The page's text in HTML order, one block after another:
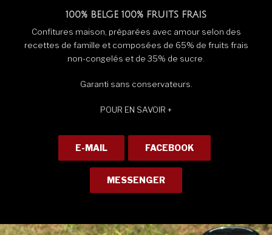
100% BELGE 100% FRUITS FRAIS
Confitures maison, préparées avec amour selon des
recettes de famille et composées de 65% de fruits frais
non-congelés et de 35% de sucre.
Garanti sans conservateurs.
POUR EN SAVOIR +
E-MAIL FACEBOOK
MESSENGER